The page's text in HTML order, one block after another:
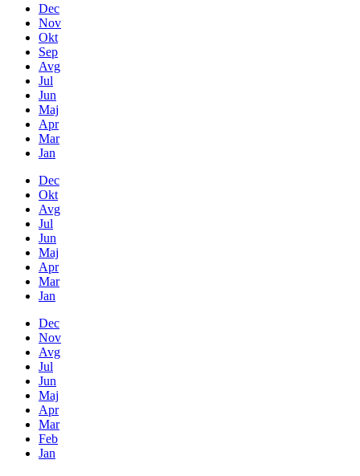
Dec
Nov
Okt
Sep
Avg
Jul
Jun
Maj
Apr
Mar
Jan
Dec
Okt
Avg
Jul
Jun
Maj
Apr
Mar
Jan
Dec
Nov
Avg
Jul
Jun
Maj
Apr
Mar
Feb
Jan